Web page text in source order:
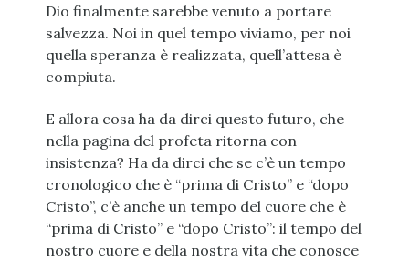
Dio finalmente sarebbe venuto a portare
salvezza. Noi in quel tempo viviamo, per noi
quella speranza è realizzata, quell’attesa è
compiuta.
E allora cosa ha da dirci questo futuro, che
nella pagina del profeta ritorna con
insistenza? Ha da dirci che se c’è un tempo
cronologico che è “prima di Cristo” e “dopo
Cristo”, c’è anche un tempo del cuore che è
“prima di Cristo” e “dopo Cristo”: il tempo del
nostro cuore e della nostra vita che conosce